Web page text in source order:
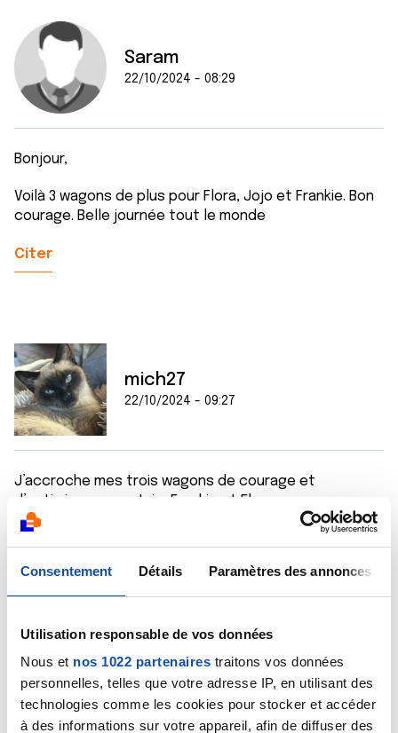
Consentement Détails Paramètres des annonces
Utilisation responsable de vos données
Nous et nos 1022 partenaires traitons vos données
personnelles, telles que votre adresse IP, en utilisant des
technologies comme les cookies pour stocker et accéder
à des informations sur votre appareil, afin de diffuser des
Saram
22/10/2024 - 08:29
Bonjour,
Voilà 3 wagons de plus pour Flora, Jojo et Frankie. Bon
courage. Belle journée tout le monde
Citer
mich27
22/10/2024 - 09:27
J’accroche mes trois wagons de courage et
d’optimisme pour Jojo, Frankie et Flora en provenance
de Normandie et sous le soleil ce matin 🌞🚃🍀🚃💪🚃🌸
Citer
Nana80
22/10/2024 - 10:13